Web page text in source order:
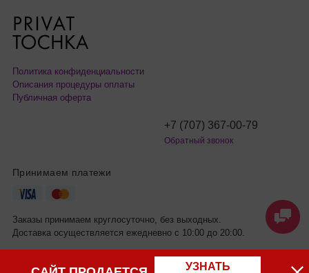
Политика конфиденциальности
Описания процедуры оплаты
Публичная оферта
+7 (707) 367-00-79
Обратный звонок
Принимаем платежи
Заказы принимаем круглосуточно, без выходных.
Доставка осуществляется ежедневно с 10:00 до 20:00.
УЗНАТЬ